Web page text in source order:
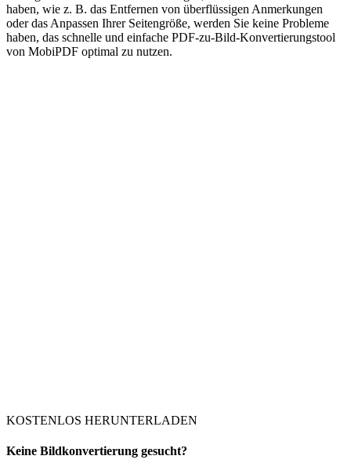
haben, wie z. B. das Entfernen von überflüssigen Anmerkungen
oder das Anpassen Ihrer Seitengröße, werden Sie keine Probleme
haben, das schnelle und einfache PDF-zu-Bild-Konvertierungstool
von MobiPDF optimal zu nutzen.
KOSTENLOS HERUNTERLADEN
Keine Bildkonvertierung gesucht?